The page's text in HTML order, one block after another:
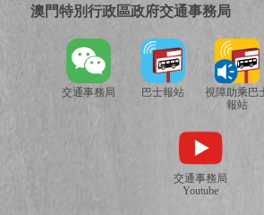
澳門特別行政區政府交通事務局
交通事務局 巴士報站
視障助乘巴
報站
交通事務局
Youtube